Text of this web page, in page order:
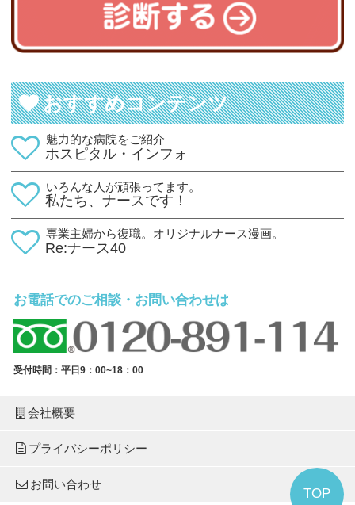
おすすめコンテンツ
魅力的な病院をご紹介
ホスピタル・インフォ
いろんな人が頑張ってます。
私たち、ナースです！
専業主婦から復職。オリジナルナース漫画。
Re:ナース40
TOP
お電話でのご相談・お問い合わせは
受付時間：平日9：00~18：00
会社概要
プライバシーポリシー
お問い合わせ